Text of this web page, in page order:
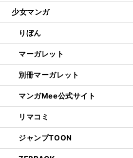
少女マンガ
りぼん
マーガレット
別冊マーガレット
マンガMee公式サイト
リマコミ
ジャンプTOON